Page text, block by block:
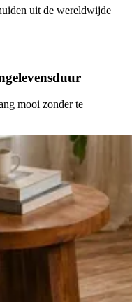
uit de wereldwijde
levensduur
mooi zonder te